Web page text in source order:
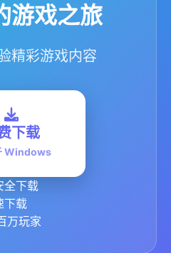
游戏之旅
精彩游戏内容
下载
Windows
全下载
下载
万玩家